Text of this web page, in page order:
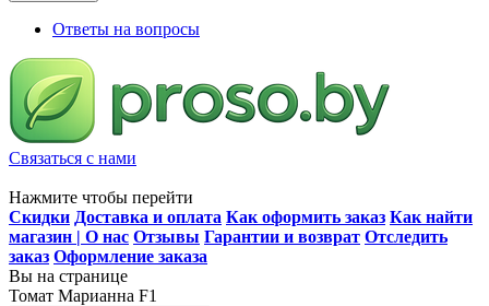
Ответы на вопросы
Связаться с нами
Нажмите чтобы перейти
Скидки Доставка и оплата Как оформить заказ Как найти
магазин | О нас Отзывы Гарантии и возврат Отследить
заказ Оформление заказа
Вы на странице
Томат Марианна F1